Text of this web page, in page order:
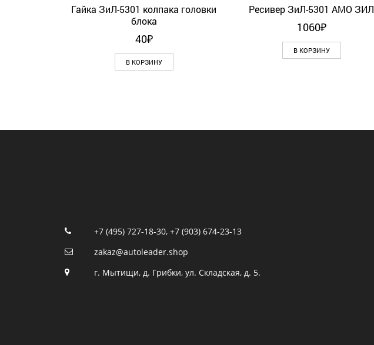
Гайка ЗиЛ-5301 колпака головки
блока
40₽
В КОРЗИНУ
Ресивер ЗиЛ-5301 АМО ЗИЛ
1060₽
В КОРЗИНУ
+7 (495) 727-18-30, +7 (903) 674-23-13
zakaz@autoleader.shop
г. Мытищи, д. Грибки, ул. Складская, д. 5.